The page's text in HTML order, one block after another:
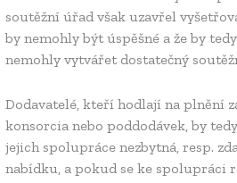
soutěžní úřad však uzavřel
by nemohly být úspěšné a že by
nemohly vytvářet dostatečný
Dodavatelé, kteří hodlají na plnění
konsorcia nebo poddodávek, by
jejich spolupráce nezbytná, resp.
nabídku, a pokud se ke spolupráci